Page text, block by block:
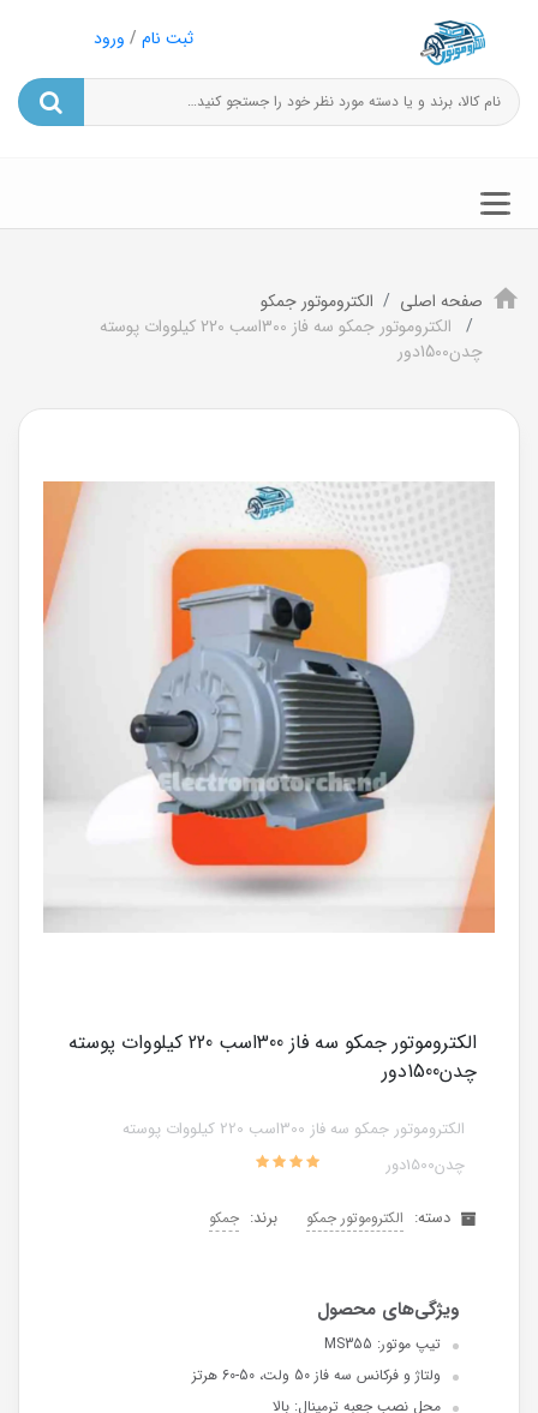
ثبت نام / ورود
صفحه اصلی
الکتروموتور جمکو
الکتروموتور جمکو سه فاز 300اسب 220 کیلووات پوسته
چدن1500دور
الکتروموتور جمکو سه فاز 300اسب 220 کیلووات پوسته
چدن1500دور
الکتروموتور جمکو سه فاز 300اسب 220 کیلووات پوسته
چدن1500دور
دسته: الکتروموتور جمکو برند: جمکو
تیپ موتور: MS355
ولتاژ و فرکانس سه فاز 50 ولت، 50-60 هرتز
محل نصب جعبه ترمینال: بالا